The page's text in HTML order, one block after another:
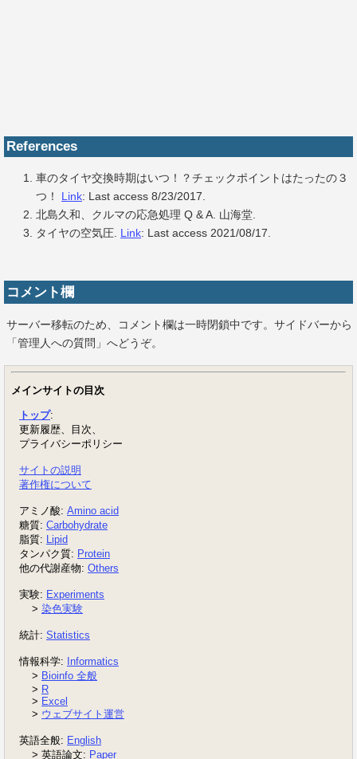
References
車のタイヤ交換時期はいつ！？チェックポイントはたったの３
つ！ Link: Last access 8/23/2017.
北島久和、クルマの応急処理 Q & A. 山海堂.
タイヤの空気圧. Link: Last access 2021/08/17.
コメント欄
サーバー移転のため、コメント欄は一時閉鎖中です。サイドバーから
「管理人への質問」へどうぞ。